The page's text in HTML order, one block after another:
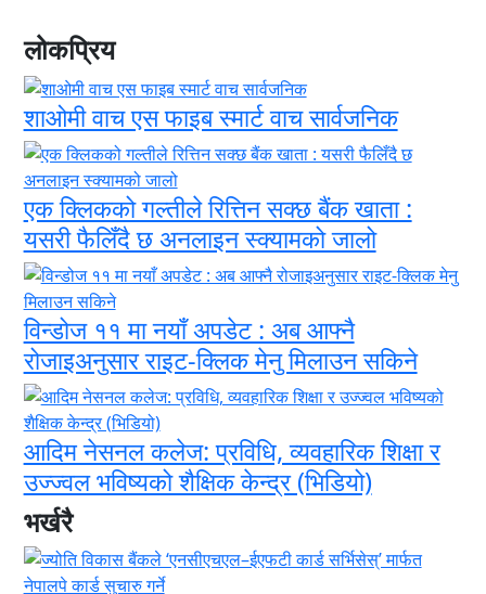
लोकप्रिय
शाओमी वाच एस फाइब स्मार्ट वाच सार्वजनिक
एक क्लिकको गल्तीले रित्तिन सक्छ बैंक खाता :
यसरी फैलिँदै छ अनलाइन स्क्यामको जालो
विन्डोज ११ मा नयाँ अपडेट : अब आफ्नै
रोजाइअनुसार राइट-क्लिक मेनु मिलाउन सकिने
आदिम नेसनल कलेज: प्रविधि, व्यवहारिक शिक्षा र
उज्ज्वल भविष्यको शैक्षिक केन्द्र (भिडियो)
भर्खरै